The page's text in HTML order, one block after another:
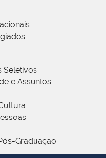
Seletivos
e Assuntos
Graduação